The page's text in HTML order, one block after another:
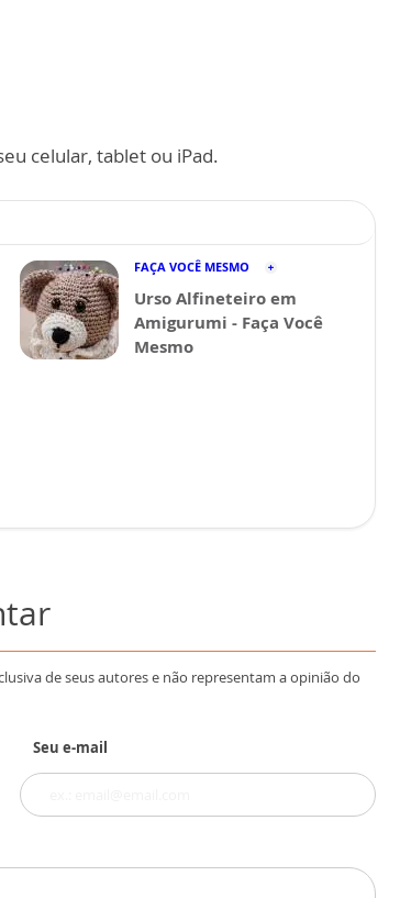
celular, tablet ou iPad.
FAÇA VOCÊ MESMO
Urso Alfineteiro em
Amigurumi - Faça Você
Mesmo
de seus autores e não representam a opinião do
Seu e-mail